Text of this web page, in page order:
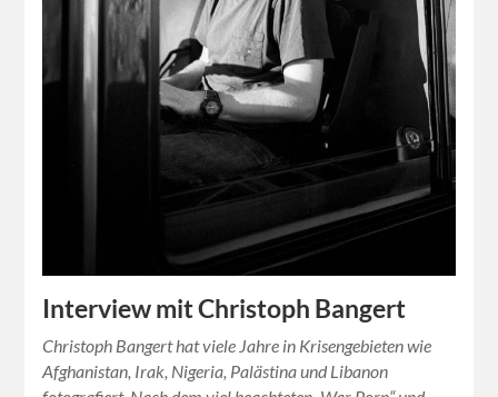
Interview mit Christoph Bangert
Christoph Bangert hat viele Jahre in Krisengebieten wie
Afghanistan, Irak, Nigeria, Palästina und Libanon